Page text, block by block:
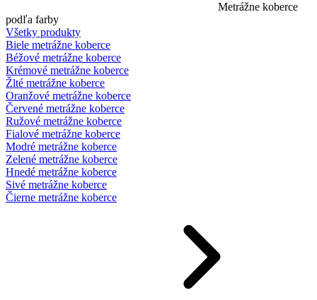
Metrážne koberce
podľa farby
Všetky produkty
Biele metrážne koberce
Béžové metrážne koberce
Krémové metrážne koberce
Žlté metrážne koberce
Oranžové metrážne koberce
Červené metrážne koberce
Ružové metrážne koberce
Fialové metrážne koberce
Modré metrážne koberce
Zelené metrážne koberce
Hnedé metrážne koberce
Sivé metrážne koberce
Čierne metrážne koberce